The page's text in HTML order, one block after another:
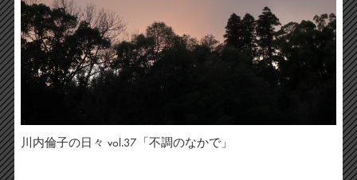
川内倫子の日々 vol.37「不調のなかで」